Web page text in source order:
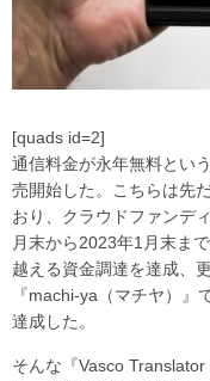
[quads id=2]
通信料金が永年無料とい
売開始した。こちらは先
おり、クラウドファンデ
月末から2023年1月末ま
越える資金調達を達成、
『machi-ya（マチヤ）
達成した。
そんな『Vasco